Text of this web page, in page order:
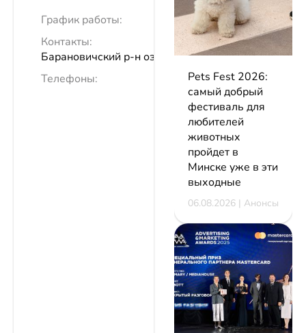
График работы:
Контакты:
Барановичский р-н озеро Гать
Телефоны:
Pets Fest 2026:
самый добрый
фестиваль для
любителей
животных
пройдет в
Минске уже в эти
выходные
06.08.2026 | Анонсы